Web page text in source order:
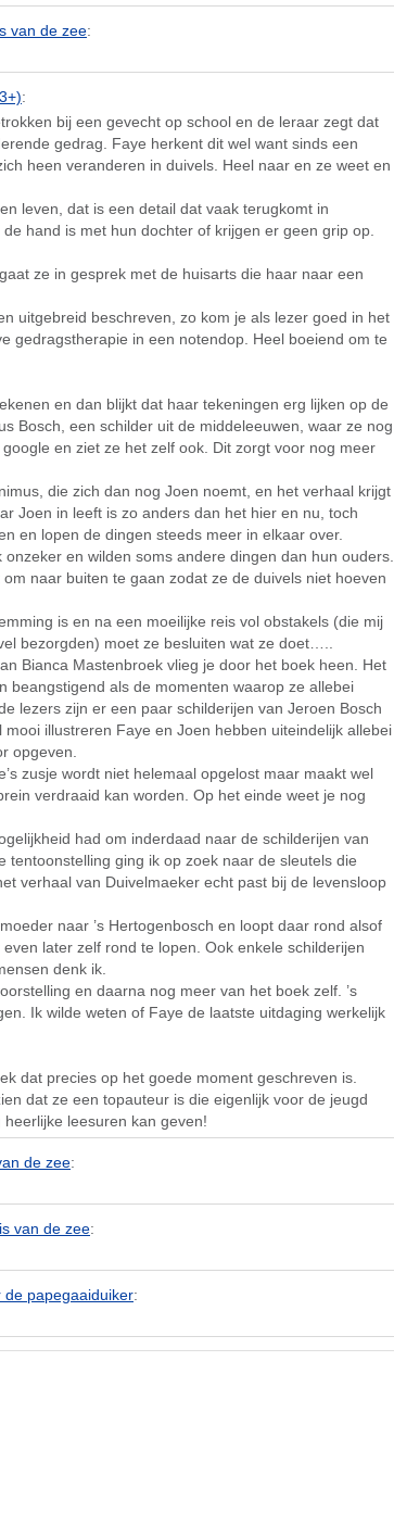
van de zee:
:
bij een gevecht op school en de leraar zegt dat
gedrag. Faye herkent dit wel want sinds een
heen veranderen in duivels. Heel naar en ze weet en
leven, dat is een detail dat vaak terugkomt in
hand is met hun dochter of krijgen er geen grip op.
ze in gesprek met de huisarts die haar naar een
uitgebreid beschreven, zo kom je als lezer goed in het
gedragstherapie in een notendop. Heel boeiend om te
en dan blijkt dat haar tekeningen erg lijken op de
Bosch, een schilder uit de middeleeuwen, waar ze nog
en ziet ze het zelf ook. Dit zorgt voor nog meer
die zich dan nog Joen noemt, en het verhaal krijgt
Joen in leeft is zo anders dan het hier en nu, toch
en lopen de dingen steeds meer in elkaar over.
en wilden soms andere dingen dan hun ouders.
naar buiten te gaan zodat ze de duivels niet hoeven
is en na een moeilijke reis vol obstakels (die mij
bezorgden) moet ze besluiten wat ze doet…..
Bianca Mastenbroek vlieg je door het boek heen. Het
beangstigend als de momenten waarop ze allebei
lezers zijn er een paar schilderijen van Jeroen Bosch
illustreren Faye en Joen hebben uiteindelijk allebei
opgeven.
zusje wordt niet helemaal opgelost maar maakt wel
verdraaid kan worden. Op het einde weet je nog
had om inderdaad naar de schilderijen van
tentoonstelling ging ik op zoek naar de sleutels die
verhaal van Duivelmaeker echt past bij de levensloop
naar ’s Hertogenbosch en loopt daar rond alsof
later zelf rond te lopen. Ook enkele schilderijen
denk ik.
en daarna nog meer van het boek zelf. ’s
Ik wilde weten of Faye de laatste uitdaging werkelijk
dat precies op het goede moment geschreven is.
dat ze een topauteur is die eigenlijk voor de jeugd
leesuren kan geven!
de zee:
van de zee:
de papegaaiduiker: